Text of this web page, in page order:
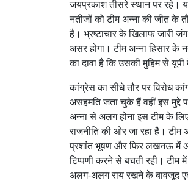
जयप्रकाश तीसरे स्थान पर रहे।
नतीजों को टीम अन्ना की जीत
है। भ्रष्टाचार के खिलाफ जारी
असर होगा। टीम अन्ना हिसार
का दावा है कि उसकी मुहिम से
कांग्रेस का सीधे तौर पर विरोध
असहमति जता चुके हैं वहीं इस मुद्दे
अन्ना से अलग होना इस टीम के
राजनीति की ओर जा रहा है।
प्रशांत भूषण और फिर लखनऊ में
टिप्पणी करने से बचती रही। टीम
अलग-अलग राय रखने के बावजूद